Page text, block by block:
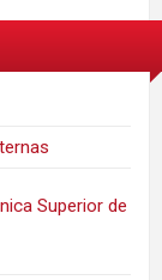
Superior de